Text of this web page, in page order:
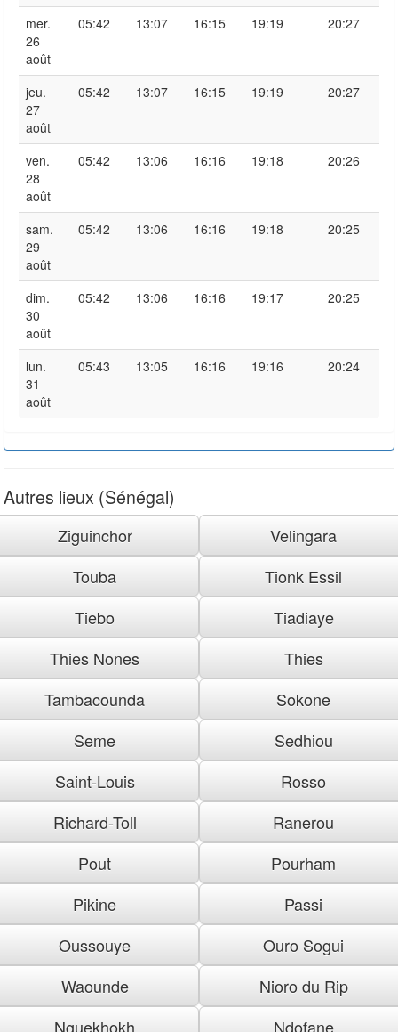
mer.
26
août
05:42 13:07 16:15 19:19 20:27
jeu.
27
août
05:42 13:07 16:15 19:19 20:27
ven.
28
août
05:42 13:06 16:16 19:18 20:26
sam.
29
août
05:42 13:06 16:16 19:18 20:25
dim.
30
août
05:42 13:06 16:16 19:17 20:25
lun.
31
août
05:43 13:05 16:16 19:16 20:24
Autres lieux (Sénégal)
Ziguinchor
Velingara
Touba
Tionk Essil
Tiebo
Tiadiaye
Thies Nones
Thies
Tambacounda
Sokone
Seme
Sedhiou
Saint-Louis
Rosso
Richard-Toll
Ranerou
Pout
Pourham
Pikine
Passi
Oussouye
Ouro Sogui
Waounde
Nioro du Rip
Nguekhokh
Ndofane